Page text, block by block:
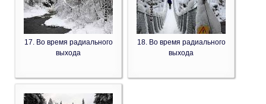
17. Во время радиального
выхода
18. Во время радиального
выхода